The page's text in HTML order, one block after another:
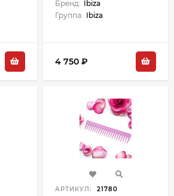
серебристая Styling
Бренд: Ibiza
Группа: Ibiza
4 750 ₽
АРТИКУЛ: 21780